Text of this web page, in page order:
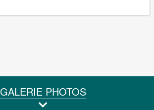
GALERIE PHOTOS